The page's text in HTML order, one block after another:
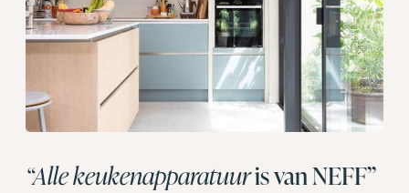
“Alle keukenapparatuuris van NEFF”